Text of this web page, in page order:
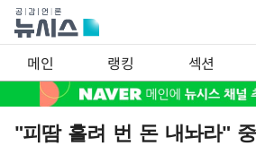
메인 랭킹 섹션
"피땀 흘려 번 돈 내놔라"